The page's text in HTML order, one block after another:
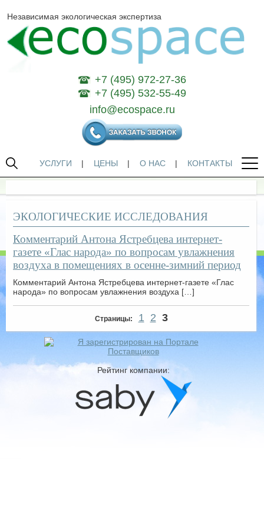
Независимая экологическая экспертиза
+7 (495) 972-27-36
+7 (495) 532-55-49
info@ecospace.ru
УСЛУГИ | ЦЕНЫ | О НАС | КОНТАКТЫ
ЭКОЛОГИЧЕСКИЕ ИССЛЕДОВАНИЯ
Комментарий Антона Ястребцева интернет-
газете «Глас народа» по вопросам увлажнения
воздуха в помещениях в осенне-зимний период
Комментарий Антона Ястребцева интернет-газете «Глас
народа» по вопросам увлажнения воздуха […]
Страницы: 1 2 3
Рейтинг компании: